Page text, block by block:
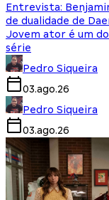
Entrevista:
de dualidade de
Jovem ator é um
série
Pedro Siqueira
03.ago.26
Pedro Siqueira
03.ago.26